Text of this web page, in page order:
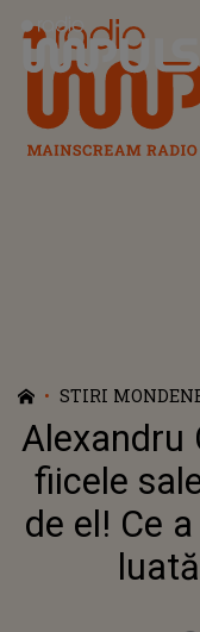
Radio Impuls
STIRI
Alexandru
fiicele
de el! Ce